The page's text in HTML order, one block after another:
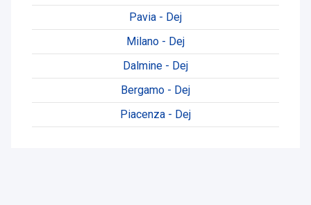
Pavia - Dej
Milano - Dej
Dalmine - Dej
Bergamo - Dej
Piacenza - Dej